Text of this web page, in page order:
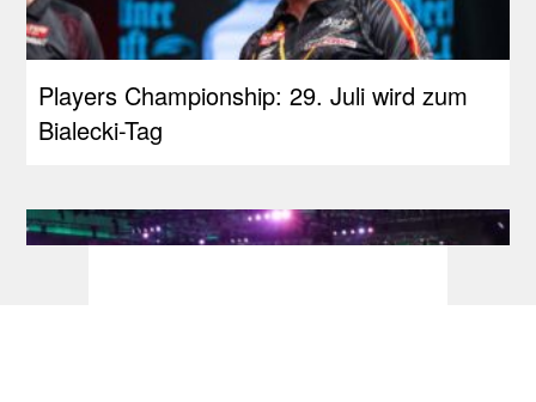
Players Championship: 29. Juli wird zum
Bialecki-Tag